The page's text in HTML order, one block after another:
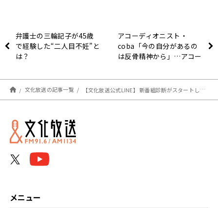
弁護士の三輪記子が45歳
で経験した“二人目不妊”と
は？
アコーディオニスト・
coba「今の自分があるの
は反骨精神から」…アコー
文化放送の記事一覧 【文化放送公式LINE】 新番組診断がスタートしました！
メニュー